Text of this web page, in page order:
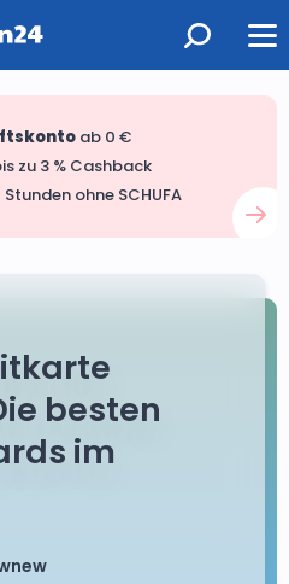
ab 0 €
zu 3 % Cashback
ohne SCHUFA
besten
im